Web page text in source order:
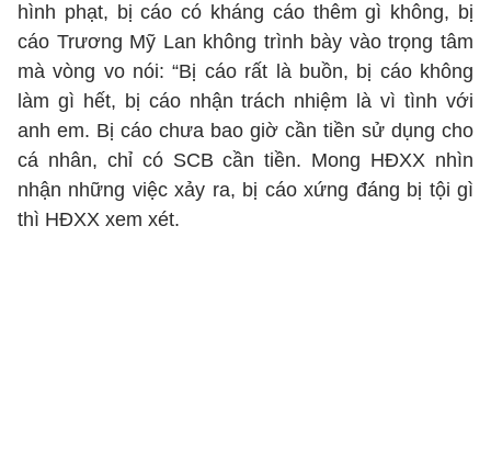
hình phạt, bị cáo có kháng cáo thêm gì không, bị
cáo Trương Mỹ Lan không trình bày vào trọng tâm
mà vòng vo nói: “Bị cáo rất là buồn, bị cáo không
làm gì hết, bị cáo nhận trách nhiệm là vì tình với
anh em. Bị cáo chưa bao giờ cần tiền sử dụng cho
cá nhân, chỉ có SCB cần tiền. Mong HĐXX nhìn
nhận những việc xảy ra, bị cáo xứng đáng bị tội gì
thì HĐXX xem xét.